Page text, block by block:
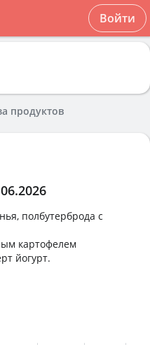
Войти
продуктов
полбутерброда с
картофелем
йогурт.